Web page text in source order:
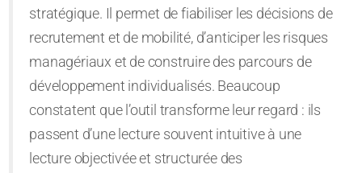
stratégique. Il permet de fiabiliser les décisions de
recrutement et de mobilité, d’anticiper les risques
managériaux et de construire des parcours de
développement individualisés. Beaucoup
constatent que l’outil transforme leur regard : ils
passent d’une lecture souvent intuitive à une
lecture objectivée et structurée des